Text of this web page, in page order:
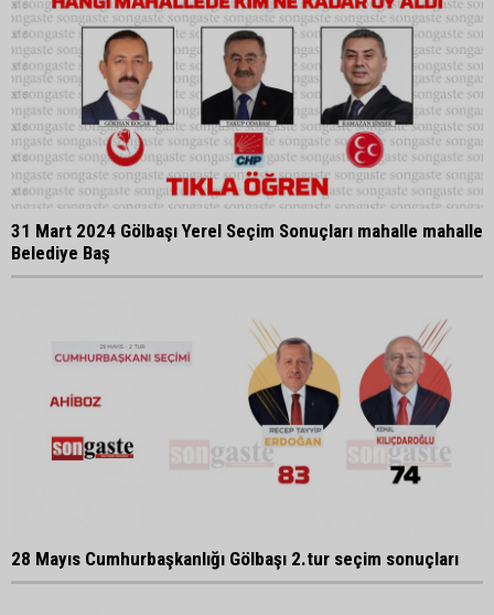
31 Mart 2024 Gölbaşı Yerel Seçim Sonuçları mahalle mahalle
Belediye Baş
28 Mayıs Cumhurbaşkanlığı Gölbaşı 2.tur seçim sonuçları